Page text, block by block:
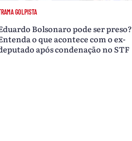
GOLPISTA
Bolsonaro pode ser preso?
o que acontece com o ex-
após condenação no STF